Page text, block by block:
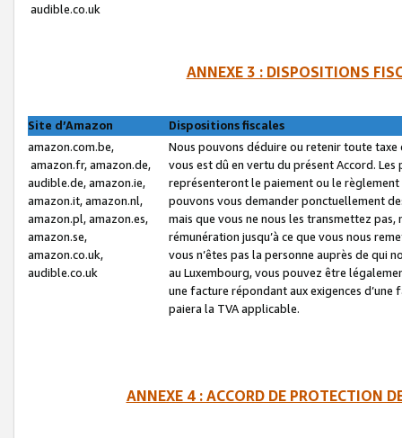
audible.co.uk
ANNEXE 3 : DISPOSITIONS
Site d’Amazon
Dispositions fiscales
amazon.com.be,
amazon.fr, amazon.de,
audible.de, amazon.ie,
amazon.it, amazon.nl,
amazon.pl, amazon.es,
amazon.se,
amazon.co.uk,
audible.co.uk
Nous pouvons déduire ou retenir toute
vous est dû en vertu du présent Accord.
représenteront le paiement ou le
pouvons vous demander ponctuellement
mais que vous ne nous les transmettez
rémunération jusqu’à ce que vous nous
vous n’êtes pas la personne auprès de qui
au Luxembourg, vous pouvez être
une facture répondant aux exigences
paiera la TVA applicable.
ANNEXE 4 : ACCORD DE PROTECTION